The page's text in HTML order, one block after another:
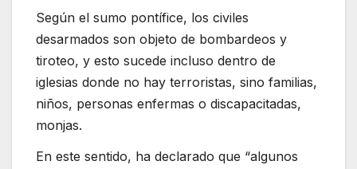
Según el sumo pontífice, los civiles
desarmados son objeto de bombardeos y
tiroteo, y esto sucede incluso dentro de
iglesias donde no hay terroristas, sino familias,
niños, personas enfermas o discapacitadas,
monjas.
En este sentido, ha declarado que “algunos